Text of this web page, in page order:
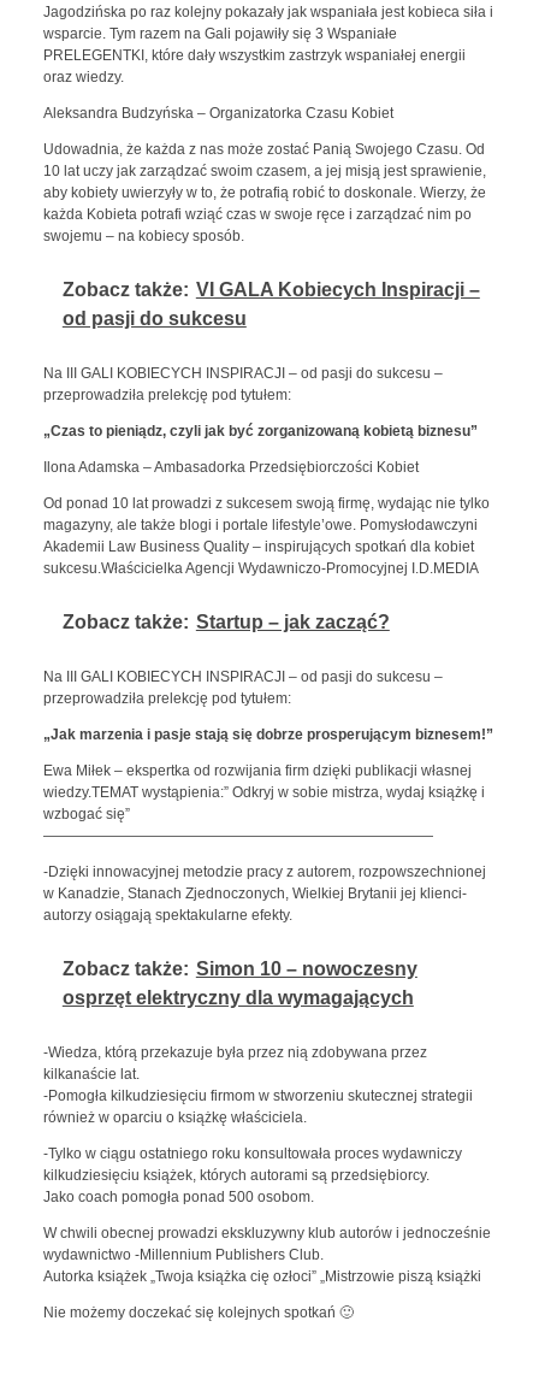
Jagodzińska po raz kolejny pokazały jak wspaniała jest kobieca siła i
wsparcie. Tym razem na Gali pojawiły się 3 Wspaniałe
PRELEGENTKI, które dały wszystkim zastrzyk wspaniałej energii
oraz wiedzy.
Aleksandra Budzyńska – Organizatorka Czasu Kobiet
Udowadnia, że każda z nas może zostać Panią Swojego Czasu. Od
10 lat uczy jak zarządzać swoim czasem, a jej misją jest sprawienie,
aby kobiety uwierzyły w to, że potrafią robić to doskonale. Wierzy, że
każda Kobieta potrafi wziąć czas w swoje ręce i zarządzać nim po
swojemu – na kobiecy sposób.
Zobacz także: VI GALA Kobiecych Inspiracji –
od pasji do sukcesu
Na III GALI KOBIECYCH INSPIRACJI – od pasji do sukcesu –
przeprowadziła prelekcję pod tytułem:
„Czas to pieniądz, czyli jak być zorganizowaną kobietą biznesu”
Ilona Adamska – Ambasadorka Przedsiębiorczości Kobiet
Od ponad 10 lat prowadzi z sukcesem swoją firmę, wydając nie tylko
magazyny, ale także blogi i portale lifestyle’owe. Pomysłodawczyni
Akademii Law Business Quality – inspirujących spotkań dla kobiet
sukcesu.Właścicielka Agencji Wydawniczo-Promocyjnej I.D.MEDIA
Zobacz także: Startup – jak zacząć?
Na III GALI KOBIECYCH INSPIRACJI – od pasji do sukcesu –
przeprowadziła prelekcję pod tytułem:
„Jak marzenia i pasje stają się dobrze prosperującym biznesem!”
Ewa Miłek – ekspertka od rozwijania firm dzięki publikacji własnej
wiedzy.TEMAT wystąpienia:” Odkryj w sobie mistrza, wydaj książkę i
wzbogać się”
———————————————————————————
-Dzięki innowacyjnej metodzie pracy z autorem, rozpowszechnionej
w Kanadzie, Stanach Zjednoczonych, Wielkiej Brytanii jej klienci-
autorzy osiągają spektakularne efekty.
Zobacz także: Simon 10 – nowoczesny
osprzęt elektryczny dla wymagających
-Wiedza, którą przekazuje była przez nią zdobywana przez
kilkanaście lat.
-Pomogła kilkudziesięciu firmom w stworzeniu skutecznej strategii
również w oparciu o książkę właściciela.
-Tylko w ciągu ostatniego roku konsultowała proces wydawniczy
kilkudziesięciu książek, których autorami są przedsiębiorcy.
Jako coach pomogła ponad 500 osobom.
W chwili obecnej prowadzi ekskluzywny klub autorów i jednocześnie
wydawnictwo -Millennium Publishers Club.
Autorka książek „Twoja książka cię ozłoci” „Mistrzowie piszą książki
Nie możemy doczekać się kolejnych spotkań 🙂